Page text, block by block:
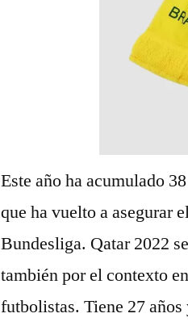
Este año ha acumulado
que ha vuelto a asegurar
Bundesliga. Qatar 2022
también por el contexto
futbolistas. Tiene 27